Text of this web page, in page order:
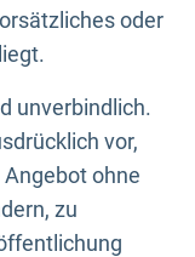
oder
unverbindlich.
vor,
ohne
zu